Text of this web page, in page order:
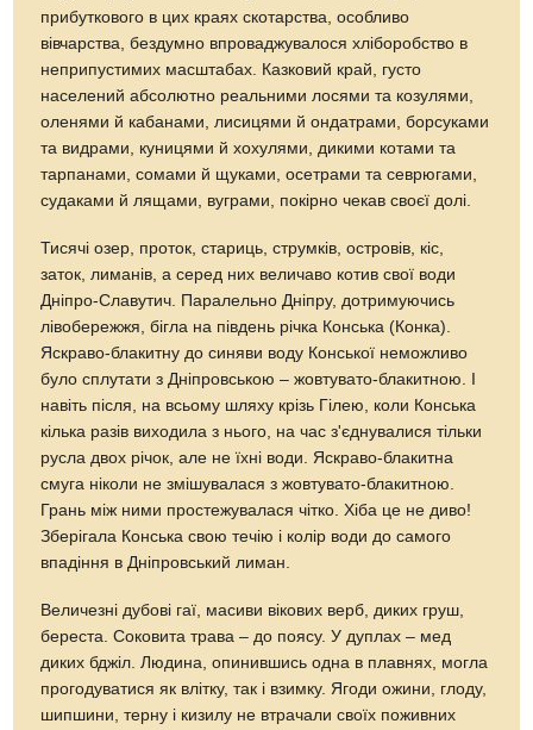
прибуткового в цих краях скотарства, особливо
вівчарства, бездумно впроваджувалося хліборобство в
неприпустимих масштабах. Казковий край, густо
населений абсолютно реальними лосями та козулями,
оленями й кабанами, лисицями й ондатрами, борсуками
та видрами, куницями й хохулями, дикими котами та
тарпанами, сомами й щуками, осетрами та севрюгами,
судаками й лящами, вуграми, покірно чекав своєї долі.
Тисячі озер, проток, стариць, струмків, островів, кіс,
заток, лиманів, а серед них величаво котив свої води
Дніпро-Славутич. Паралельно Дніпру, дотримуючись
лівобережжя, бігла на південь річка Конська (Конка).
Яскраво-блакитну до синяви воду Конської неможливо
було сплутати з Дніпровською – жовтувато-блакитною. І
навіть після, на всьому шляху крізь Гілею, коли Конська
кілька разів виходила з нього, на час з'єднувалися тільки
русла двох річок, але не їхні води. Яскраво-блакитна
смуга ніколи не змішувалася з жовтувато-блакитною.
Грань між ними простежувалася чітко. Хіба це не диво!
Зберігала Конська свою течію і колір води до самого
впадіння в Дніпровський лиман.
Величезні дубові гаї, масиви вікових верб, диких груш,
береста. Соковита трава – до поясу. У дуплах – мед
диких бджіл. Людина, опинившись одна в плавнях, могла
прогодуватися як влітку, так і взимку. Ягоди ожини, глоду,
шипшини, терну і кизилу не втрачали своїх поживних